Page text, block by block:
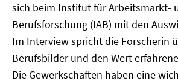
sich beim Institut für Arbeitsmarkt-
Berufsforschung (IAB) mit den
Im Interview spricht die Forscherin
Berufsbilder und den Wert
Die Gewerkschaften haben eine